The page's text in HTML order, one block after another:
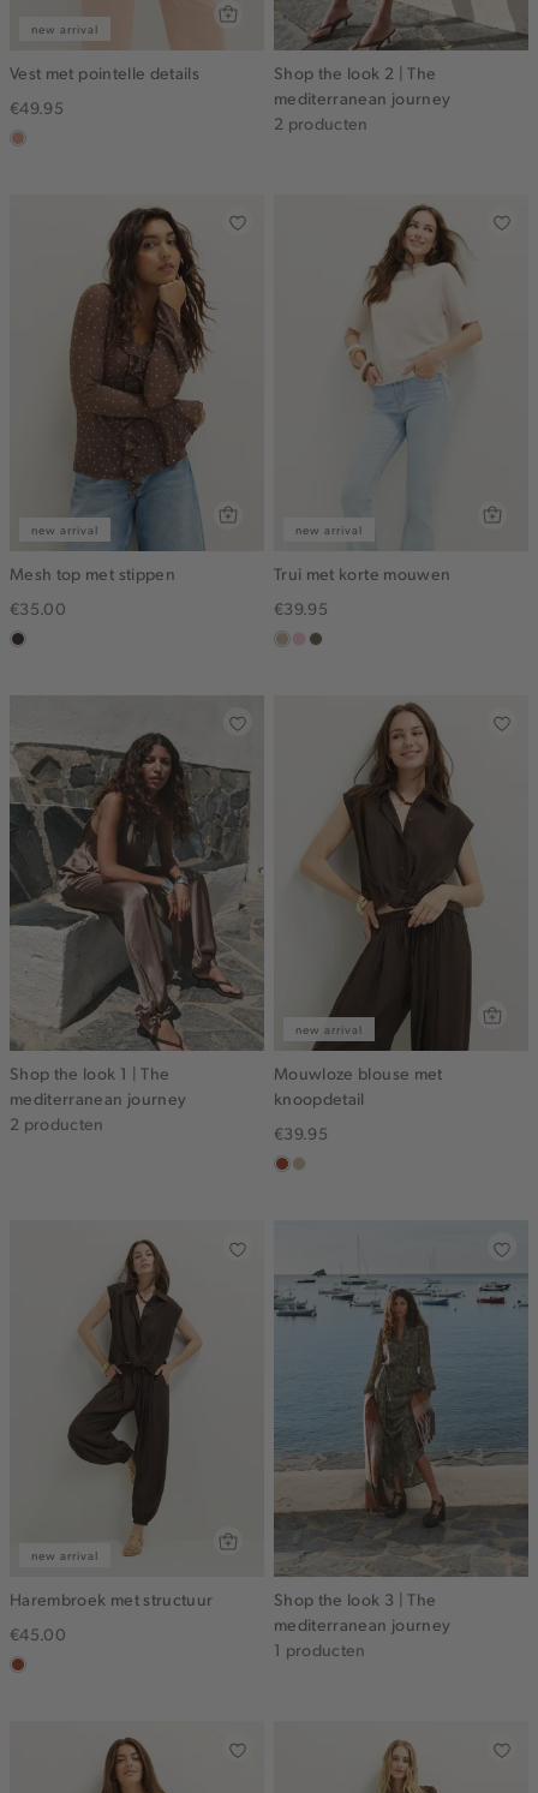
new arrival
Vest met pointelle details
€49.95
salmon,
Shop the look 2 | The
mediterranean journey
2 producten
new arrival
Mesh top met stippen
€35.00
choco,
new arrival
Trui met korte mouwen
€39.95
lichtzand
lichtroze
lichtbruin
Shop the look 1 | The
mediterranean journey
2 producten
new arrival
Mouwloze blouse met
knoopdetail
€39.95
bruinlichtzand
new arrival
Harembroek met structuur
€45.00
bruin
Shop the look 3 | The
mediterranean journey
1 producten